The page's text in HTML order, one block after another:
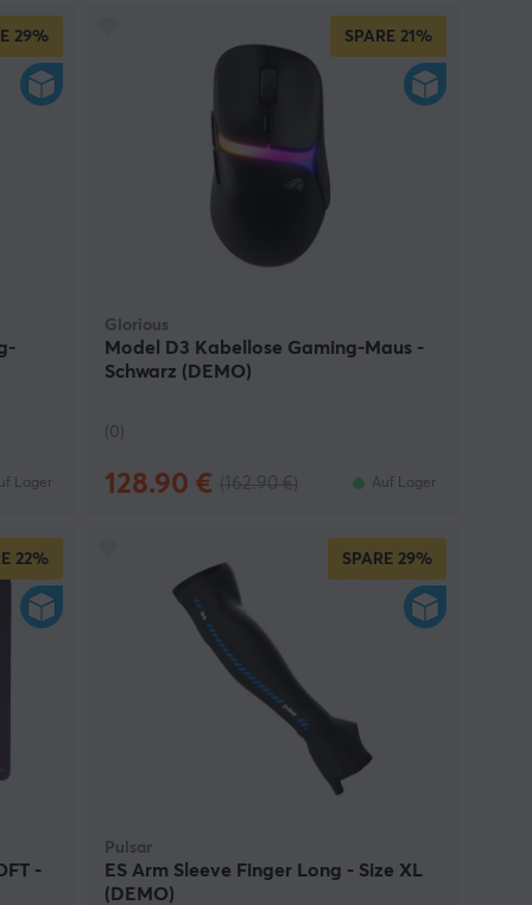
29%
Lager
SPARE 21%
Glorious
Model D3 Kabellose Gaming-Maus -
Schwarz (DEMO)
(0)
128.90 € Auf Lager
22%
-
SPARE 29%
Pulsar
ES Arm Sleeve Finger Long - Size XL
(DEMO)